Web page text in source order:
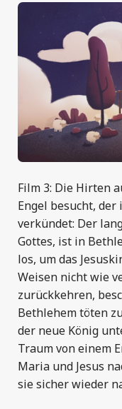
Film 3: Die Hirten
Engel besucht,
verkündet: Der
Gottes, ist in
los, um das
Weisen nicht wie
zurückkehren,
Bethlehem töten
der neue König
Traum von einem
Maria und Jesus
sie sicher wieder